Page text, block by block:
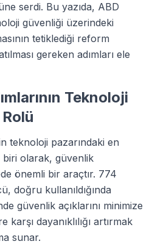
serdi. Bu yazıda, ABD
güvenliği üzerindeki
tetiklediği reform
gereken adımları ele
Teknoloji
teknoloji pazarındaki en
olarak, güvenlik
önemli bir araçtır. 774
doğru kullanıldığında
güvenlik açıklarını minimize
dayanıklılığı artırmak
sunar.